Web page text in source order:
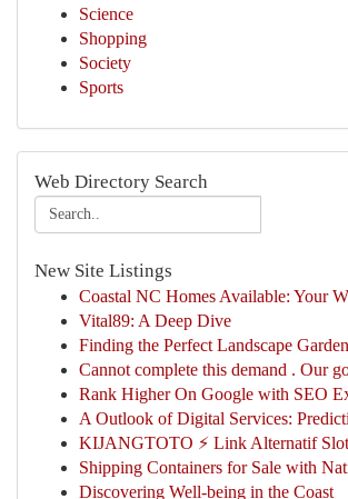
Science
Shopping
Society
Sports
Web Directory Search
New Site Listings
Coastal NC Homes Available: Your
Vital89: A Deep Dive
Finding the Perfect Landscape
Cannot complete this demand . Our
Rank Higher On Google with SEO
A Outlook of Digital Services:
KIJANGTOTO ⚡ Link Alternatif
Shipping Containers for Sale with
Discovering Well-being in the Coast